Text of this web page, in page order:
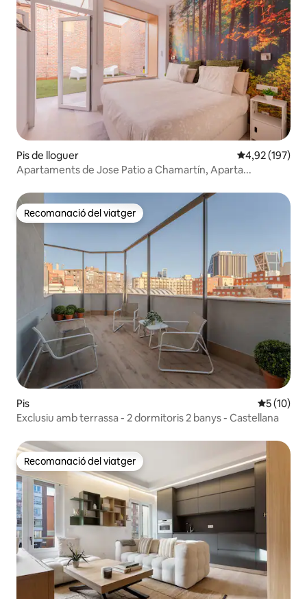
Pis de lloguer 4,92 de
4,92 (197)
Apartaments de Jose Patio a Chamartín, Aparta...
Recomanació del viatger
Recomanació del viatger
Pis 5 de
5 (10)
Exclusiu amb terrassa - 2 dormitoris 2 banys - Castellana
Recomanació del viatger
Recomanació del viatger